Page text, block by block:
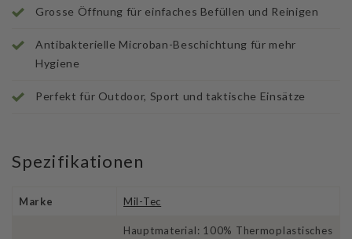
Grosse Öffnung für einfaches Befüllen und Reinigen
Antibakterielle Microban-Beschichtung für mehr
Hygiene
Perfekt für Outdoor, Sport und taktische Einsätze
Spezifikationen
Marke Mil-Tec
Hauptmaterial: 100% Thermoplastisches